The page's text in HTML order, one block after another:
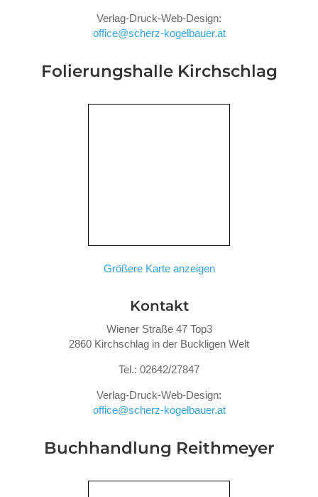
Verlag-Druck-Web-Design:
office@scherz-kogelbauer.at
Folierungshalle Kirchschlag
Größere Karte anzeigen
Kontakt
Wiener Straße 47 Top3
2860 Kirchschlag in der Buckligen Welt
Tel.: 02642/27847
Verlag-Druck-Web-Design:
office@scherz-kogelbauer.at
Buchhandlung Reithmeyer